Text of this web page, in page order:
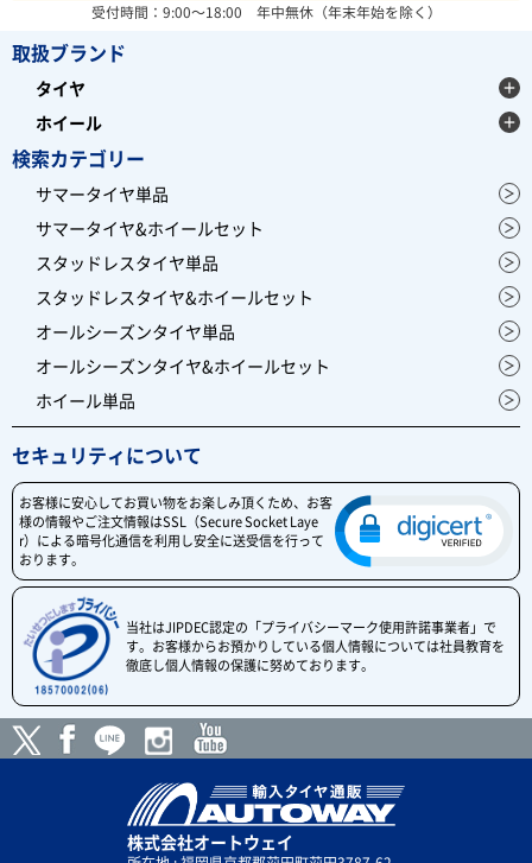
受付時間：9:00～18:00 年中無休（年末年始を除く）
取扱ブランド
タイヤ
ホイール
検索カテゴリー
サマータイヤ単品
サマータイヤ&ホイールセット
スタッドレスタイヤ単品
スタッドレスタイヤ&ホイールセット
オールシーズンタイヤ単品
オールシーズンタイヤ&ホイールセット
ホイール単品
セキュリティについて
お客様に安心してお買い物をお楽しみ頂くため、お客
様の情報やご注文情報はSSL（Secure Socket Laye
r）による暗号化通信を利用し安全に送受信を行って
おります。
当社はJIPDEC認定の「プライバシーマーク使用許諾事業者」で
す。お客様からお預かりしている個人情報については社員教育を
徹底し個人情報の保護に努めております。
株式会社オートウェイ